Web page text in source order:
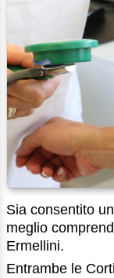
Sia consentito
meglio
Ermellini.
Entrambe le